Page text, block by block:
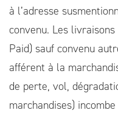
à l’adresse
convenu. Les
Paid) sauf convenu
afférent à la
de perte, vol,
marchandises)